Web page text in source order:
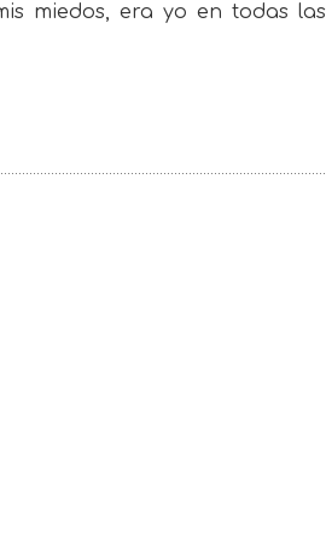
miedos, era yo en todas las